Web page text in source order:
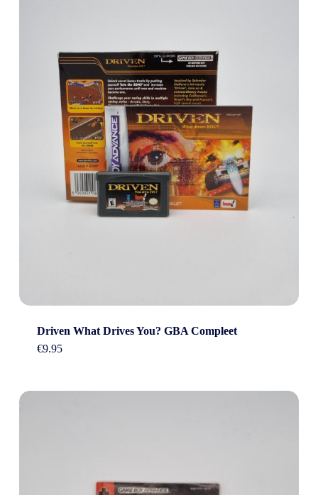
Driven What Drives You? GBA Compleet
€9.95